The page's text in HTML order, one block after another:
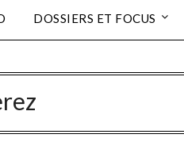
DOSSIERS ET FOCUS